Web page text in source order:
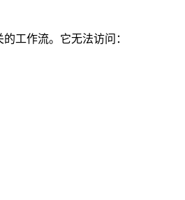
工作流。它无法访问：